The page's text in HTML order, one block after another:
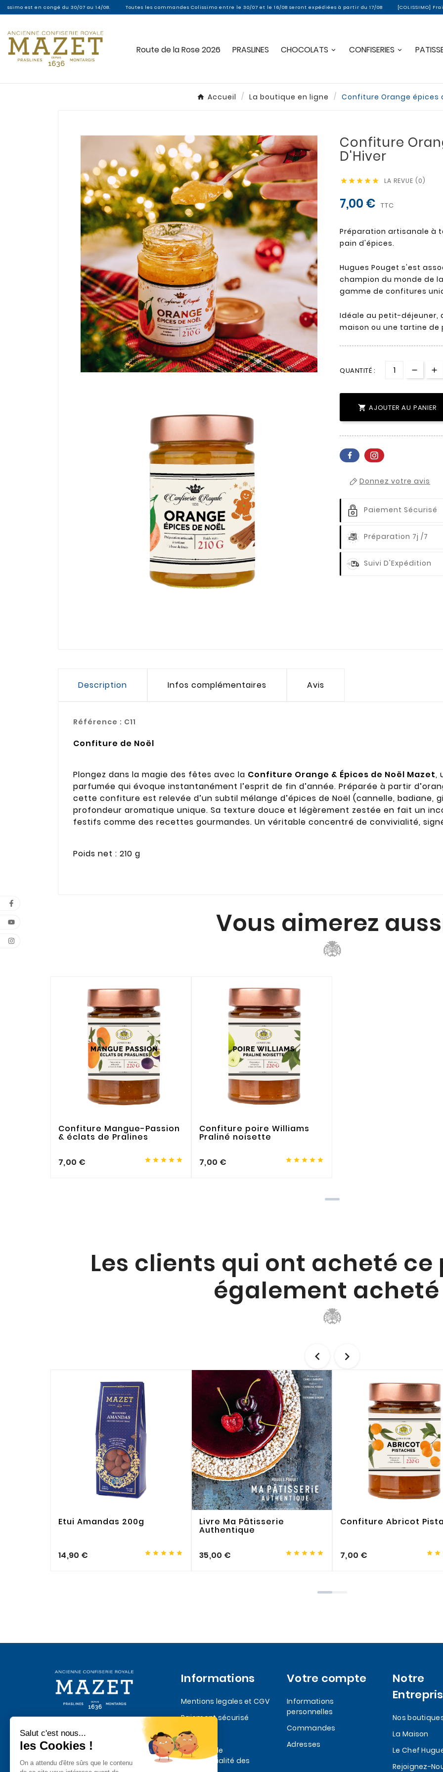
du 30/07 au 14/08. Toutes les commandes Colissimo entre le 30/07 et le 16/08 seront expédiées à partir du 17/08 [COLISSIMO] Frais de port
Route de la Rose 2026 PRASLINES CHOCOLATS CONFISERIES
Accueil La boutique en ligne Confiture Orange épices
Confiture
D'Hiver
     LA REVUE (0)
7,00 € TTC
Préparation artisanale à
pain d'épices.
Hugues Pouget s'est
champion du monde de
gamme de confitures
Idéale au petit-déjeuner,
maison ou une tartine de
QUANTITÉ :
 AJOUTER AU PANIER
Donnez votre avis
Paiement Sécurisé
Préparation 7j /7
Suivi D'Expédition
Description Infos complémentaires Avis
Référence : C11
Confiture de Noël
Plongez dans la magie des fêtes avec la Confiture Orange & Épices de Noël Mazet,
parfumée qui évoque instantanément l’esprit de fin d’année. Préparée à partir
cette confiture est relevée d’un subtil mélange d’épices de Noël (cannelle, badiane,
profondeur aromatique unique. Sa texture douce et légèrement zestée en fait un
festifs comme des recettes gourmandes. Un véritable concentré de convivialité,
Poids net : 210 g
Vous aimerez
Confiture Mangue-Passion
& éclats de Pralines
7,00 €     
Confiture poire Williams
Praliné noisette
7,00 €     
Les clients qui ont acheté
également acheté
 
Etui Amandas 200g
14,90 €     
Livre Ma Pâtisserie
Authentique
35,00 €     
Confiture Abricot
7,00 €  
Quatre siècles de Praslines et de
chocolat depuis 1636
Informations
Mentions legales et CGV
Paiement sécurisé
Livraison
Politique de
confidentialité des
Votre compte
Informations
personnelles
Commandes
Adresses
Notre
Nos
La Maison
Le Chef
Rejoignez-